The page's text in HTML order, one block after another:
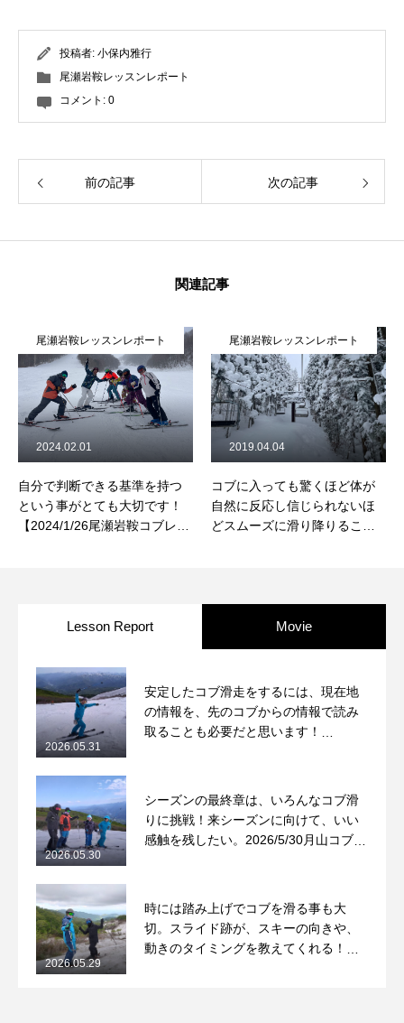
投稿者: 小保内雅行
尾瀬岩鞍レッスンレポート
コメント: 0
前の記事 次の記事
関連記事
尾瀬岩鞍レッスンレポート
自分で判断できる基準を持つ
という事がとても大切です！
【2024/1/26尾瀬岩鞍コブレッ
2024.02.01
尾瀬岩鞍レッスンレポート
コブに入っても驚くほど体が
自然に反応し信じられないほ
どスムーズに滑り降りること
2019.04.04
Lesson Report Movie
安定したコブ滑走をするには、現在地
の情報を、先のコブからの情報で読み
取ることも必要だと思います！
2026.05.31
シーズンの最終章は、いろんなコブ滑
りに挑戦！来シーズンに向けて、いい
感触を残したい。2026/5/30月山コブレ
2026.05.30
時には踏み上げでコブを滑る事も大
切。スライド跡が、スキーの向きや、
動きのタイミングを教えてくれる！
2026.05.29